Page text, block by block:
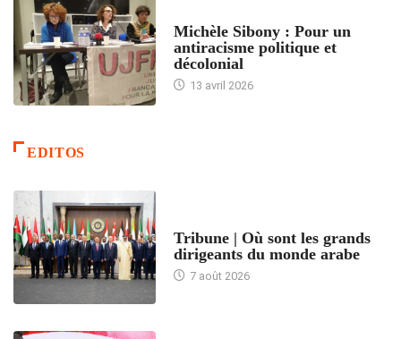
Michèle Sibony : Pour un
antiracisme politique et
décolonial
13 avril 2026
EDITOS
Tribune | Où sont les grands
dirigeants du monde arabe
7 août 2026